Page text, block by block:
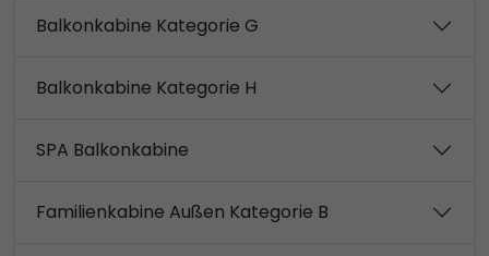
Balkonkabine Kategorie G
Balkonkabine Kategorie H
SPA Balkonkabine
Familienkabine Außen Kategorie B